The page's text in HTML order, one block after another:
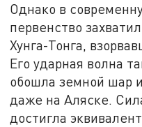
Однако в
первенство
Хунга-Тонга,
Его ударная волна
обошла земной шар
даже на Аляске.
достигла